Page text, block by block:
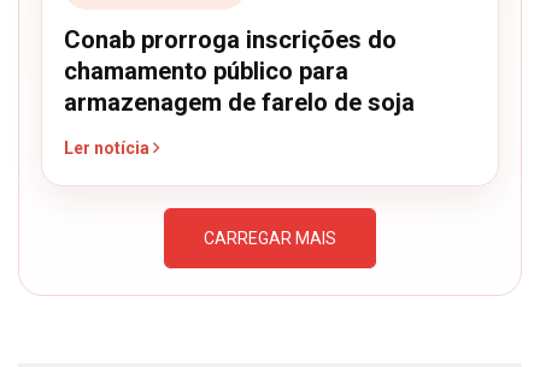
Conab prorroga inscrições do
chamamento público para
armazenagem de farelo de soja
Ler notícia
CARREGAR MAIS